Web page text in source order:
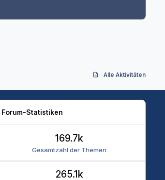
Alle Aktivitäten
Forum-Statistiken
Gesamtzahl der Themen
169.7k
265.1k